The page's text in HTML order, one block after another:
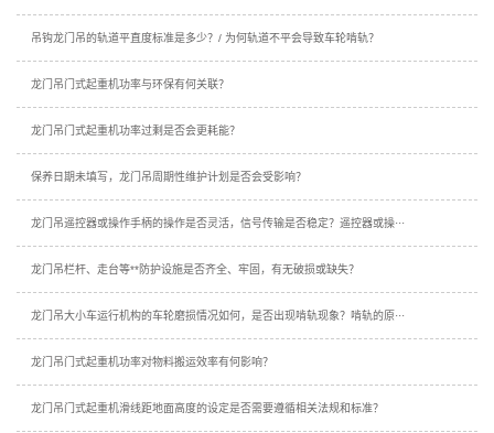
吊钩龙门吊的轨道平直度标准是多少？/ 为何轨道不平会导致车轮啃轨？
龙门吊门式起重机功率与环保有何关联？
龙门吊门式起重机功率过剩是否会更耗能？
保养日期未填写，龙门吊周期性维护计划是否会受影响？
龙门吊遥控器或操作手柄的操作是否灵活，信号传输是否稳定？遥控器或操···
龙门吊栏杆、走台等**防护设施是否齐全、牢固，有无破损或缺失？
龙门吊大小车运行机构的车轮磨损情况如何，是否出现啃轨现象？啃轨的原···
龙门吊门式起重机功率对物料搬运效率有何影响？
龙门吊门式起重机滑线距地面高度的设定是否需要遵循相关法规和标准？